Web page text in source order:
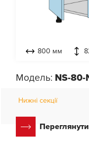
800 мм
Модель: NS-80-
Нижні секції
Переглянути